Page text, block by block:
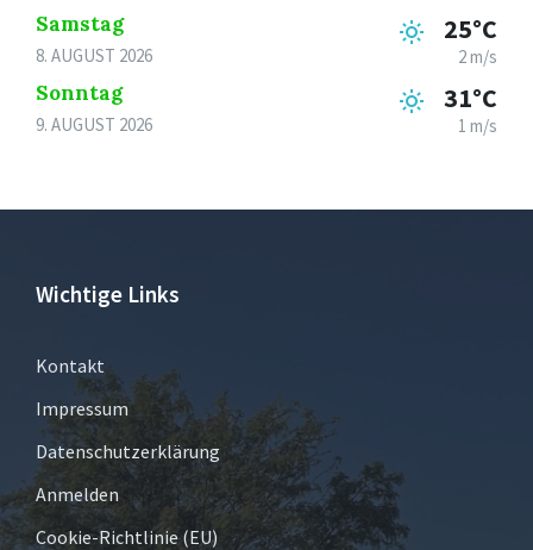
Samstag
8. AUGUST 2026
25°C
2 m/s
Sonntag
9. AUGUST 2026
31°C
1 m/s
Wichtige Links
Kontakt
Impressum
Datenschutzerklärung
Anmelden
Cookie-Richtlinie (EU)